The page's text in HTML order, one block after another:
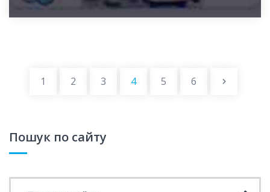
страницы
1 2 3 4 5 6 след
Пошук по сайту